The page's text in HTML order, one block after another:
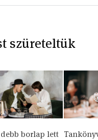
szüreteltük
borlap lett